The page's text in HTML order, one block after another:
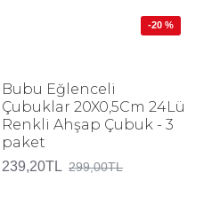
-20 %
Bubu Eğlenceli
Çubuklar 20X0,5Cm 24Lü
Renkli Ahşap Çubuk - 3
paket
239,20TL 299,00TL